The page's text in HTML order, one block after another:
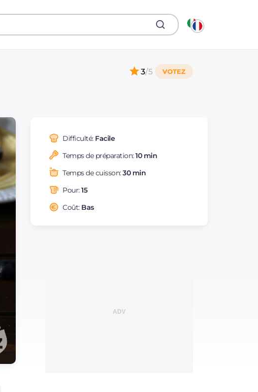
3/5
Difficulté: Facile
Temps de préparation:10 min
Temps de cuisson:30 min
Pour:15
Coût: Bas